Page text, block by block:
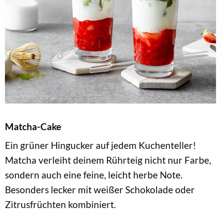
Matcha-Cake
Ein grüner Hingucker auf jedem Kuchenteller!
Matcha verleiht deinem Rührteig nicht nur Farbe,
sondern auch eine feine, leicht herbe Note.
Besonders lecker mit weißer Schokolade oder
Zitrusfrüchten kombiniert.